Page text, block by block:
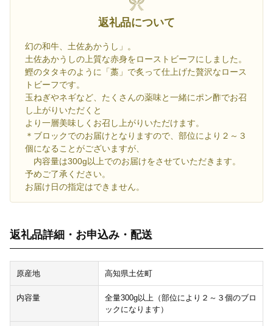
返礼品について
幻の和牛、土佐あかうし」。
土佐あかうしの上質な赤身をローストビーフにしました。
鰹のタタキのように「藁」で炙って仕上げた贅沢なロース
トビーフです。
玉ねぎやネギなど、たくさんの薬味と一緒にポン酢でお召
し上がりいただくと
より一層美味しくお召し上がりいただけます。
＊ブロックでのお届けとなりますので、部位により２～３
個になることがございますが、
内容量は300g以上でのお届けをさせていただきます。
予めご了承ください。
お届け日の指定はできません。
返礼品詳細・お申込み・配送
原産地 高知県土佐町
内容量
全量300g以上（部位により２～３個のブロ
ックになります）